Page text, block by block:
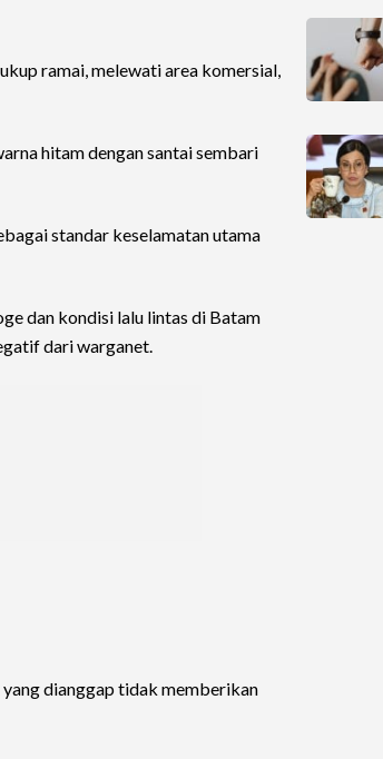
ramai, melewati area komersial,
hitam dengan santai sembari
standar keselamatan utama
dan kondisi lalu lintas di Batam
dari warganet.
dianggap tidak memberikan